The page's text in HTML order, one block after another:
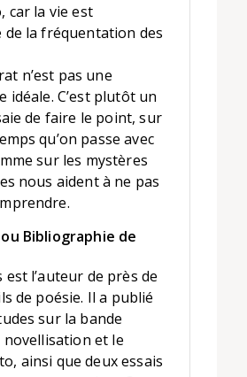
car la vie est
de la fréquentation des
n’est pas une
idéale. C’est plutôt un
de faire le point, sur
qu’on passe avec
sur les mystères
nous aident à ne pas
Bibliographie de
est l’auteur de près de
de poésie. Il a publié
sur la bande
novellisation et le
ainsi que deux essais